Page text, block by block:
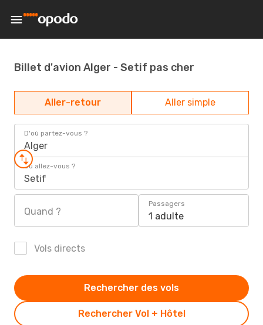
Billet d'avion Alger - Setif pas cher
Aller-retour Aller simple
D'où partez-vous ?
Alger
Où allez-vous ?
Setif
Quand ?
Passagers
1 adulte
Vols directs
Rechercher Vol + Hôtel
Rechercher des vols